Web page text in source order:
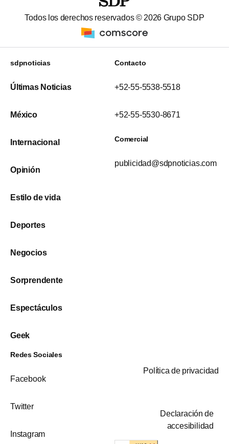
Todos los derechos reservados © 2026 Grupo SDP
sdpnoticias
Últimas Noticias
México
Internacional
Opinión
Estilo de vida
Deportes
Negocios
Sorprendente
Espectáculos
Geek
Contacto
+52-55-5538-5518
+52-55-5530-8671
Comercial
publicidad@sdpnoticias.com
Redes Sociales
Facebook
Twitter
Instagram
Política de privacidad
Declaración de
accesibilidad